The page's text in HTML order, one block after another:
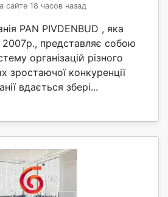
сайте 18 часов назад
PAN PIVDENBUD , яка
2007р., представляє собою
організацій різного
зростаючої конкуренції
вдається збері...